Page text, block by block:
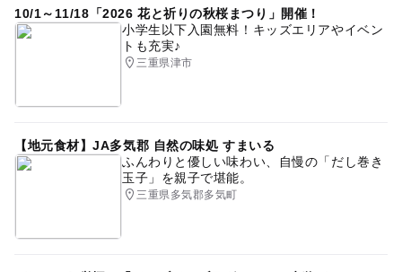
10/1～11/18「2026 花と祈りの秋桜まつり」開催！
小学生以下入園無料！キッズエリアやイベン
トも充実♪
三重県津市
【地元食材】JA多気郡 自然の味処 すまいる
ふんわりと優しい味わい、自慢の「だし巻き
玉子」を親子で堪能。
三重県多気郡多気町